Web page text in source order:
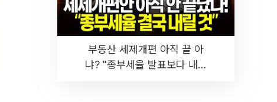
부동산 세제개편 아직 끝 아
냐? "종부세율 발표보다 내릴